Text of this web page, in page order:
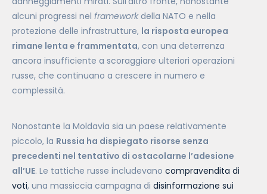
alcuni progressi nel frameworkdella NATO e nella
protezione delle infrastrutture, la risposta europea
rimane lenta e frammentata, con una deterrenza
ancora insufficiente a scoraggiare ulteriori operazioni
russe, che continuano a crescere in numero e
complessità.
Nonostante la Moldavia sia un paese relativamente
piccolo, la Russia ha dispiegato risorse senza
precedenti nel tentativo di ostacolarne l’adesione
all’UE. Le tattiche russe includevano compravendita di
voti, una massiccia campagna di disinformazione sui